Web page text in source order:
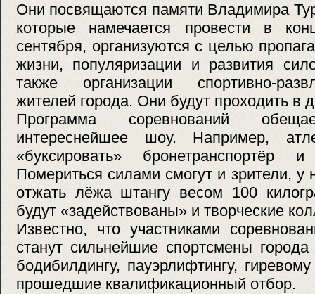
Они посвящаются памяти Владимира
которые намечается провести в
сентября, организуются с целью
жизни, популяризации и развития
также организации спортивно-
жителей города. Они будут проходить в
Программа соревнований
интереснейшее шоу. Например,
«буксировать» бронетранспортёр
Помериться силами смогут и зрители, у
отжать лёжа штангу весом 100
будут «задействованы» и творческие
Известно, что участниками
станут сильнейшие спортсмены
бодибилдингу, пауэрлифтингу,
прошедшие квалификационный отбор.